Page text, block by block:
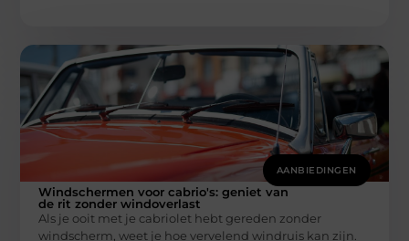
AANBIEDINGEN
Windschermen voor cabrio's: geniet van
de rit zonder windoverlast
Als je ooit met je cabriolet hebt gereden zonder
windscherm, weet je hoe vervelend windruis kan zijn.